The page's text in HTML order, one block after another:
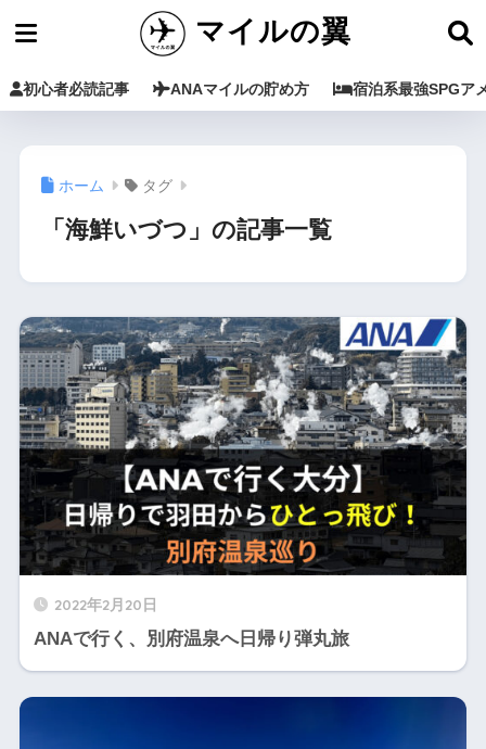
マイルの翼
初心者必読記事 ANAマイルの貯め方 宿泊系最強SPGア
ホーム タグ
「海鮮いづつ」の記事一覧
2022年2月20日
ANAで行く、別府温泉へ日帰り弾丸旅